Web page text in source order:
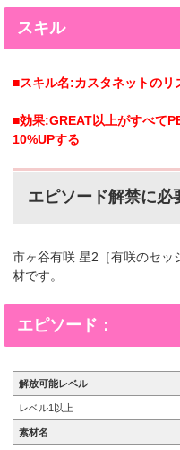
スキル
■スキル名:カスタネットのリ
■効果:GREAT以上がすべて
10%UPする
エピソード解禁に必
市ヶ谷有咲 星2［有咲のセッ
材です。
エピソード：
解放可能レベル
レベル1以上
素材名